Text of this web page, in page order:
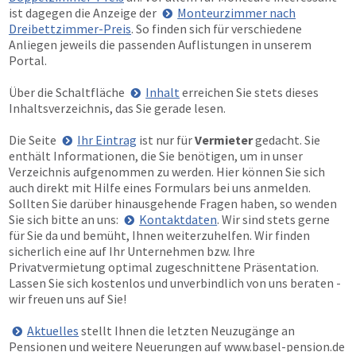
ist dagegen die Anzeige der
Monteurzimmer nach
Dreibettzimmer-Preis. So finden sich für verschiedene
Anliegen jeweils die passenden Auflistungen in unserem
Portal.
Über die Schaltfläche
Inhalt erreichen Sie stets dieses
Inhaltsverzeichnis, das Sie gerade lesen.
Die Seite
Ihr Eintrag ist nur fürVermietergedacht. Sie
enthält Informationen, die Sie benötigen, um in unser
Verzeichnis aufgenommen zu werden. Hier können Sie sich
auch direkt mit Hilfe eines Formulars bei uns anmelden.
Sollten Sie darüber hinausgehende Fragen haben, so wenden
Sie sich bitte an uns:
Kontaktdaten. Wir sind stets gerne
für Sie da und bemüht, Ihnen weiterzuhelfen. Wir finden
sicherlich eine auf Ihr Unternehmen bzw. Ihre
Privatvermietung optimal zugeschnittene Präsentation.
Lassen Sie sich kostenlos und unverbindlich von uns beraten -
wir freuen uns auf Sie!
Aktuelles stellt Ihnen die letzten Neuzugänge an
Pensionen und weitere Neuerungen aufwww.basel-pension.de